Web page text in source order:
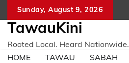
content
Sunday, August 9, 2026
TawauKini
Rooted Local. Heard Nationwide.
HOME
TAWAU SABAH